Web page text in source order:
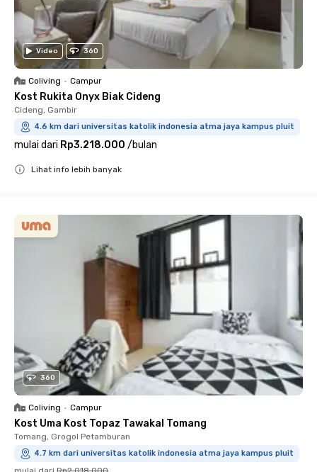
Video 360
Coliving • Campur
Kost Rukita Onyx Biak Cideng
Cideng, Gambir
4.6 km dari universitas katolik indonesia atma jaya kampus pluit
mulai dari Rp3.218.000 /bulan
Lihat info lebih banyak
360
Coliving • Campur
Kost Uma Kost Topaz Tawakal Tomang
Tomang, Grogol Petamburan
4.7 km dari universitas katolik indonesia atma jaya kampus pluit